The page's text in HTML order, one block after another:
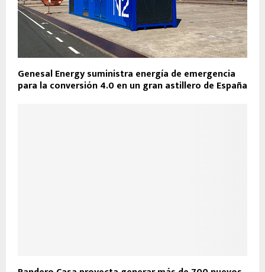
Genesal Energy suministra energía de emergencia
para la conversión 4.0 en un gran astillero de España